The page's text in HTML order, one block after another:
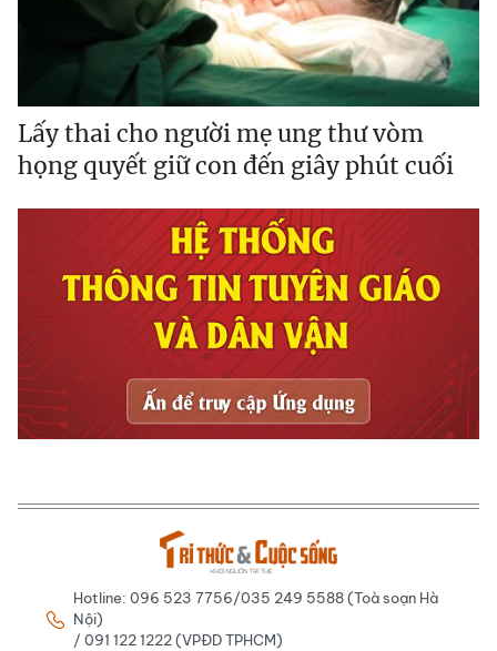
Lấy thai cho người mẹ ung thư vòm
họng quyết giữ con đến giây phút cuối
Hotline: 096 523 7756/035 249 5588 (Toà soạn Hà
Nội)
/ 091 122 1222 (VPĐD TPHCM)